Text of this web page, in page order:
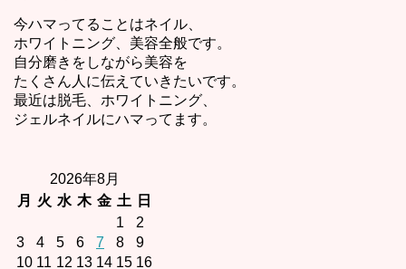
今ハマってることはネイル、
ホワイトニング、美容全般です。
自分磨きをしながら美容を
たくさん人に伝えていきたいです。
最近は脱毛、ホワイトニング、
ジェルネイルにハマってます。
2026年8月
月
火 水 木 金 土
日
1
2
3
4 5 6 7 8
9
10 11 12 13 14 15 16